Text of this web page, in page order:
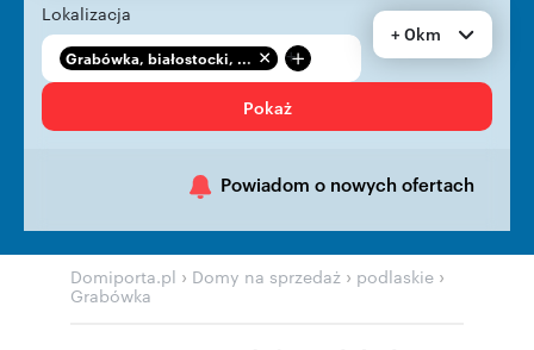
Lokalizacja
Grabówka, białostocki, ... +
+ 0km
Pokaż
Powiadom o nowych ofertach
Domiporta.pl › Domy na sprzedaż › podlaskie ›
Grabówka